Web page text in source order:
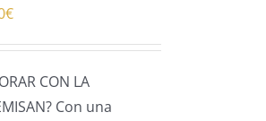
€
CON LA
Con una